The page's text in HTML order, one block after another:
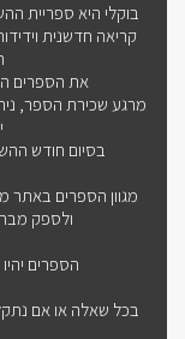
בוקלי היא ספריית
קריאה חדשנית
את הספרים
בסיום חודש
מגוון הספרים באתר
ולספק
הספרים
בכל שאלה או אם